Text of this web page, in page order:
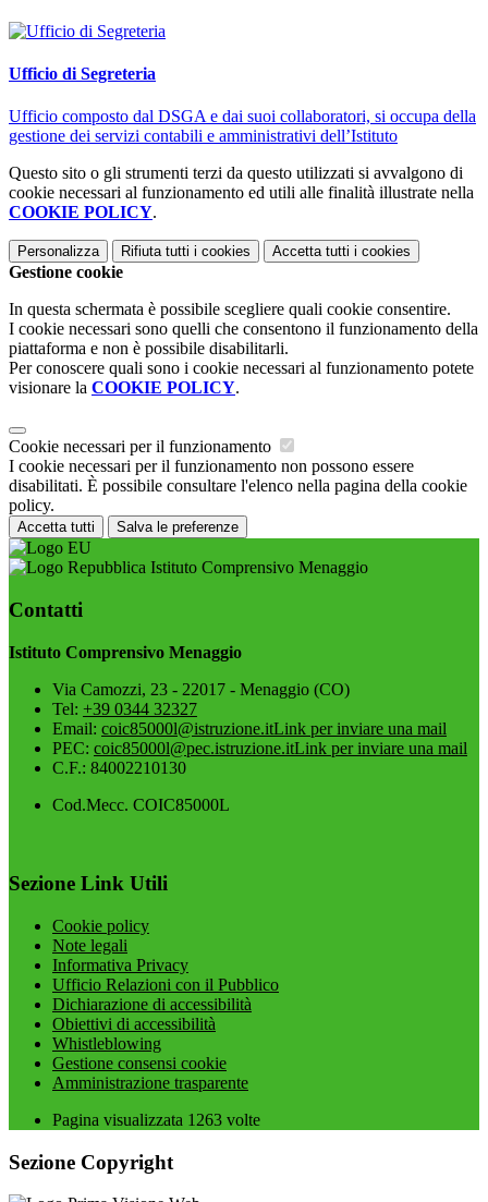
Ufficio di Segreteria
Ufficio composto dal DSGA e dai suoi collaboratori, si occupa della
gestione dei servizi contabili e amministrativi dell’Istituto
Questo sito o gli strumenti terzi da questo utilizzati si avvalgono di
cookie necessari al funzionamento ed utili alle finalità illustrate nella
COOKIE POLICY.
Personalizza Rifiuta tutti i cookies Accetta tutti i cookies
Gestione cookie
In questa schermata è possibile scegliere quali cookie consentire.
I cookie necessari sono quelli che consentono il funzionamento della
piattaforma e non è possibile disabilitarli.
Per conoscere quali sono i cookie necessari al funzionamento potete
visionare la COOKIE POLICY.
Cookie necessari per il funzionamento
I cookie necessari per il funzionamento non possono essere
disabilitati. È possibile consultare l'elenco nella pagina della cookie
policy.
Accetta tutti Salva le preferenze
Istituto Comprensivo Menaggio
Contatti
Istituto Comprensivo Menaggio
Via Camozzi, 23 - 22017 - Menaggio (CO)
Tel: +39 0344 32327
Email: coic85000l@istruzione.itLink per inviare una mail
PEC: coic85000l@pec.istruzione.itLink per inviare una mail
C.F.: 84002210130
Cod.Mecc. COIC85000L
Sezione Link Utili
Cookie policy
Note legali
Informativa Privacy
Ufficio Relazioni con il Pubblico
Dichiarazione di accessibilità
Obiettivi di accessibilità
Whistleblowing
Gestione consensi cookie
Amministrazione trasparente
Pagina visualizzata 1263 volte
Sezione Copyright